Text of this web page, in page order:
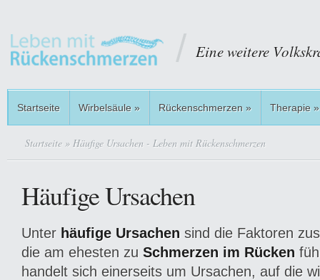
Eine weitere
Startseite Wirbelsäule » Rückenschmerzen » Therapie »
Startseite » Häufige Ursachen - Leben mit Rückenschmerzen
Häufige Ursachen
Unter häufige Ursachen sind die Faktoren
die am ehesten zu Schmerzen im Rücken
handelt sich einerseits um Ursachen, auf die